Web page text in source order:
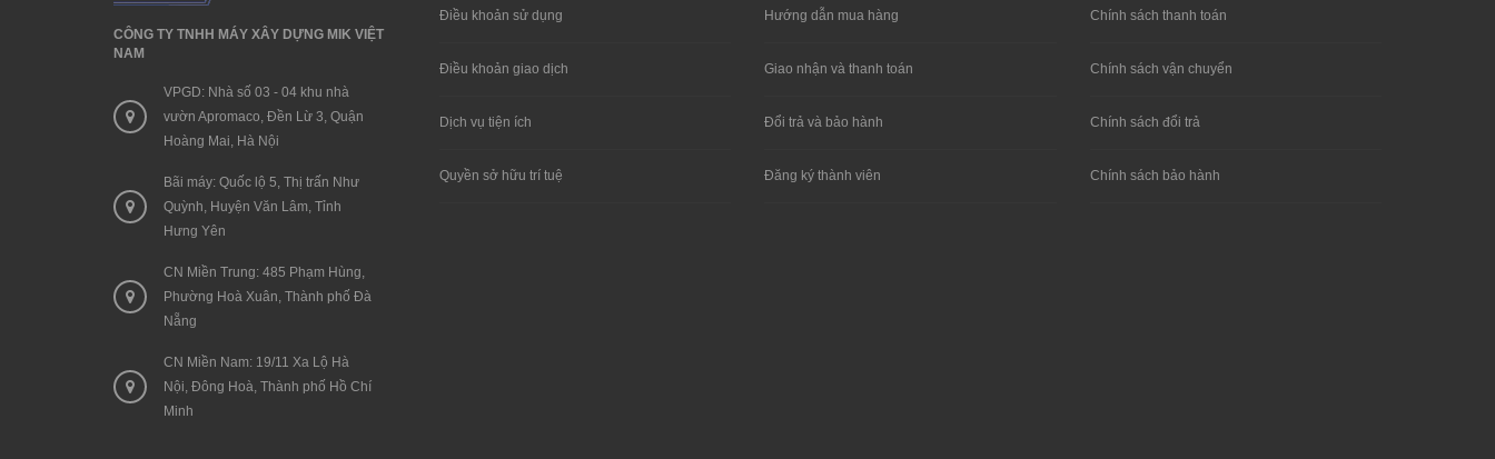
CÔNG TY TNHH MÁY XÂY DỰNG MIK VIỆT
NAM
VPGD: Nhà số 03 - 04 khu nhà
vườn Apromaco, Đền Lừ 3, Quận
Hoàng Mai, Hà Nội
Bãi máy: Quốc lộ 5, Thị trấn Như
Quỳnh, Huyện Văn Lâm, Tỉnh
Hưng Yên
CN Miền Trung: 485 Phạm Hùng,
Phường Hoà Xuân, Thành phố Đà
Nẵng
CN Miền Nam: 19/11 Xa Lộ Hà
Nội, Đông Hoà, Thành phố Hồ Chí
Minh
Điều khoản sử dụng
Điều khoản giao dịch
Dịch vụ tiện ích
Quyền sở hữu trí tuệ
Hướng dẫn mua hàng
Giao nhận và thanh toán
Đổi trả và bảo hành
Đăng ký thành viên
Chính sách thanh toán
Chính sách vận chuyển
Chính sách đổi trả
Chính sách bảo hành